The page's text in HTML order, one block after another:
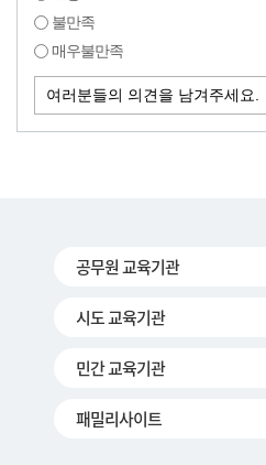
불만족
매우불만족
공무원 교육기관
시도 교육기관
민간 교육기관
패밀리사이트